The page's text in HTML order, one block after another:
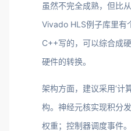
虽然不完全成熟，但比
Vivado HLS例子库里有
C++写的，可以综合成
硬件的转换。
架构方面，建议采用‘计
构。神经元核实现积分
权重；控制器调度事件